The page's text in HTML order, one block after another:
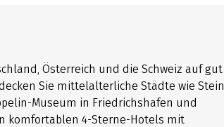
Österreich und die Schweiz auf gut
Sie mittelalterliche Städte wie Stein
Museum in Friedrichshafen und
komfortablen 4-Sterne-Hotels mit